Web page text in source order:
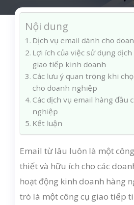
Nội dung
Dịch vụ email dành cho
Lợi ích của việc sử dụng
giao tiếp kinh doanh
Các lưu ý quan trọng khi
cho doanh nghiệp
Các dịch vụ email hàng đầu
nghiệp
Kết luận
Email từ lâu luôn là một
thiết và hữu ích cho các
hoạt động kinh doanh hàng
trò là một công cụ giao tiếp